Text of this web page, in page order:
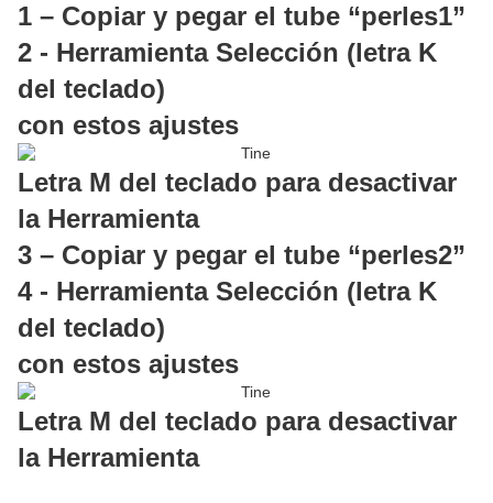
1 – Copiar y pegar el tube “perles1”
2 - Herramienta Selección (letra K
del teclado)
con estos ajustes
Letra M del teclado para desactivar
la Herramienta
3 – Copiar y pegar el tube “perles2”
4 - Herramienta Selección (letra K
del teclado)
con estos ajustes
Letra M del teclado para desactivar
la Herramienta